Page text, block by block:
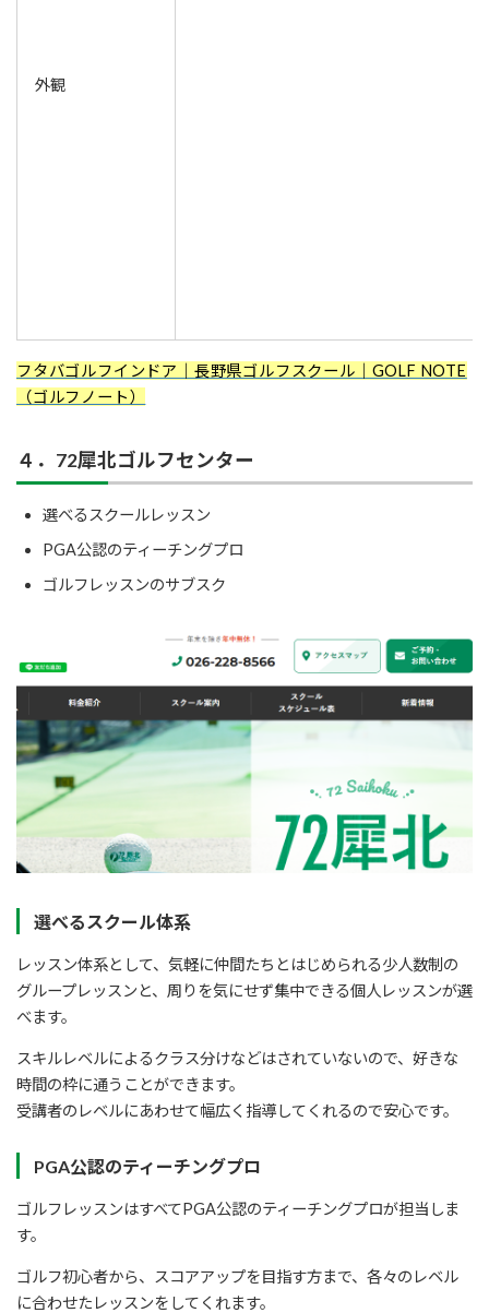
外観
フタバゴルフインドア｜長野県ゴルフスクール｜GOLF NOTE
（ゴルフノート）
４．72犀北ゴルフセンター
選べるスクールレッスン
PGA公認のティーチングプロ
ゴルフレッスンのサブスク
選べるスクール体系
レッスン体系として、気軽に仲間たちとはじめられる少人数制の
グループレッスンと、周りを気にせず集中できる個人レッスンが選
べます。
スキルレベルによるクラス分けなどはされていないので、好きな
時間の枠に通うことができます。
受講者のレベルにあわせて幅広く指導してくれるので安心です。
PGA公認のティーチングプロ
ゴルフレッスンはすべてPGA公認のティーチングプロが担当しま
す。
ゴルフ初心者から、スコアアップを目指す方まで、各々のレベル
に合わせたレッスンをしてくれます。